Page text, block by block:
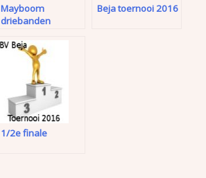
Mayboom
driebanden
Beja toernooi 2016
1/2e finale